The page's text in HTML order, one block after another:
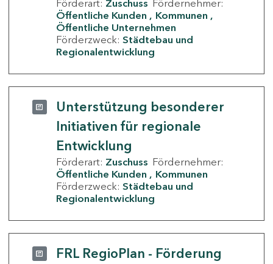
Förderart: Zuschuss Fördernehmer:
Öffentliche Kunden
Kommunen
Öffentliche Unternehmen
Förderzweck: Städtebau und
Regionalentwicklung
Unterstützung besonderer
Initiativen für regionale
Entwicklung
Förderart: Zuschuss Fördernehmer:
Öffentliche Kunden
Kommunen
Förderzweck: Städtebau und
Regionalentwicklung
FRL RegioPlan - Förderung